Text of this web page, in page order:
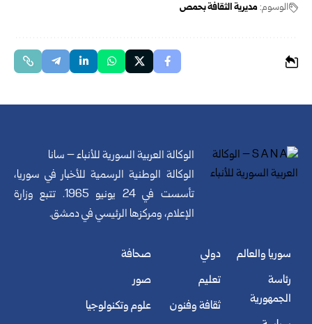
الوسوم: مديرية الثقافة بحمص
الوكالة العربية السورية للأنباء – سانا
الوكالة الوطنية الرسمية للأخبار في سوريا،
تأسست في 24 يونيو 1965. تتبع وزارة
الإعلام، ومركزها الرئيسي في دمشق.
سوريا والعالم
رئاسة
الجمهورية
دولي
تعليم
ثقافة وفنون
صحافة
صور
علوم وتكنولوجيا